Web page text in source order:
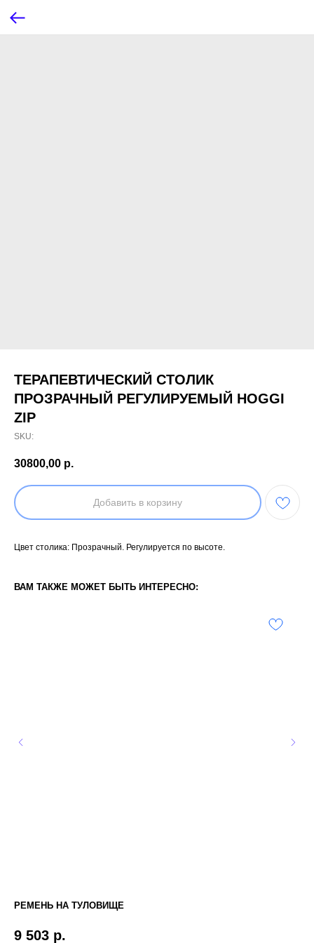
ТЕРАПЕВТИЧЕСКИЙ СТОЛИК
ПРОЗРАЧНЫЙ РЕГУЛИРУЕМЫЙ HOGGI
ZIP
SKU:
30800,00 р.
Добавить в корзину
Цвет столика: Прозрачный. Регулируется по высоте.
ВАМ ТАКЖЕ МОЖЕТ БЫТЬ ИНТЕРЕСНО:
РЕМЕНЬ НА ТУЛОВИЩЕ
9 503 р.